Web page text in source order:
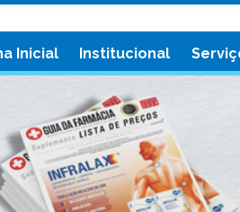
Inicial Institucional